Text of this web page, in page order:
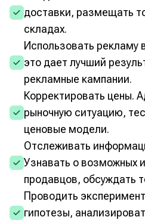
доставки, размещать
складах.
Использовать рекламу
это дает лучший
рекламные кампании.
Корректировать цены.
рыночную ситуацию,
ценовые модели.
Отслеживать
Узнавать о возможных
продавцов, обсуждать
Проводить
гипотезы,